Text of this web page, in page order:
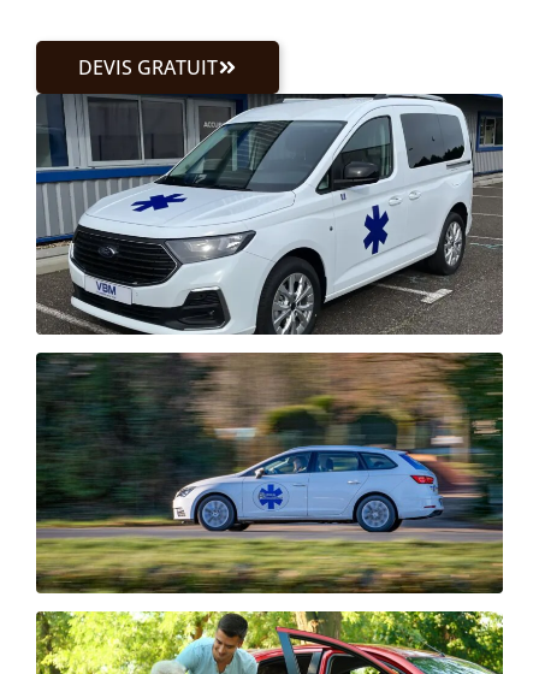
DEVIS GRATUIT